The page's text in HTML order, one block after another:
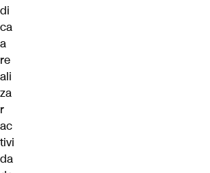
di
ca
a
re
ali
za
r
ac
tivi
da